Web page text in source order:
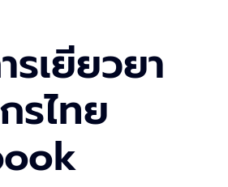
รเยียวยา
รไทย